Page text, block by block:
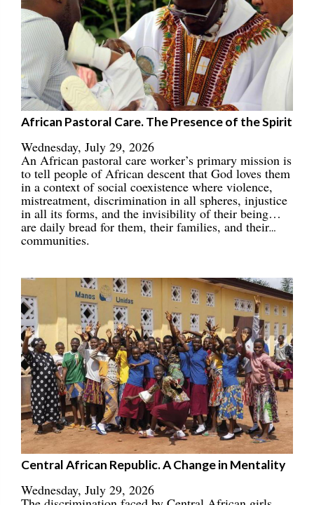
African Pastoral Care. The Presence of the Spirit
Wednesday, July 29, 2026
An African pastoral care worker’s primary mission is
to tell people of African descent that God loves them
in a context of social coexistence where violence,
mistreatment, discrimination in all spheres, injustice
in all its forms, and the invisibility of their being…
are daily bread for them, their families, and their
communities.
Central African Republic. A Change in Mentality
Wednesday, July 29, 2026